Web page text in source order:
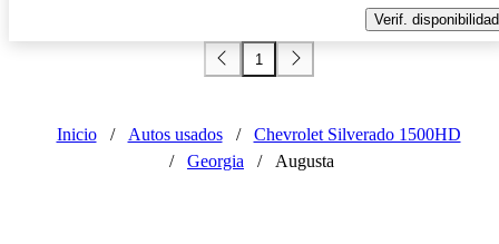
Verif. disponibilidad
1
Inicio / Autos usados /
Chevrolet Silverado 1500HD
/
Georgia / Augusta